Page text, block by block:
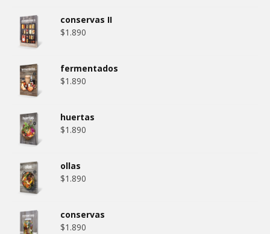
conservas II
$1.890
fermentados
$1.890
huertas
$1.890
ollas
$1.890
conservas
$1.890